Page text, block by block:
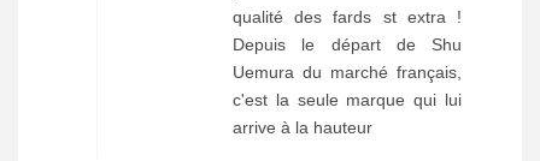
qualité des fards st extra !
Depuis le départ de Shu
Uemura du marché français,
c'est la seule marque qui lui
arrive à la hauteur